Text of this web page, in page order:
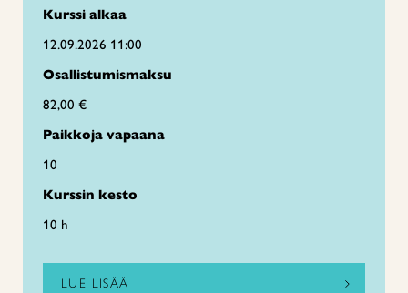
Kurssi alkaa
12.09.2026 11:00
Osallistumismaksu
82,00 €
Paikkoja vapaana
10
Kurssin kesto
10 h
LUE LISÄÄ